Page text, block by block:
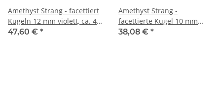
Amethyst Strang - facettiert
Kugeln 12 mm violett, ca. 40
cm /4116
47,60 € *
Amethyst Strang -
facettierte Kugel 10 mm
violett, 40 cm /4164
38,08 € *